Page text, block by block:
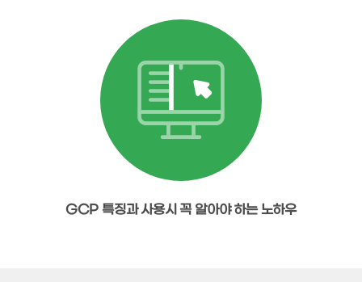
GCP 특징과 사용시 꼭 알아야 하는 노하우